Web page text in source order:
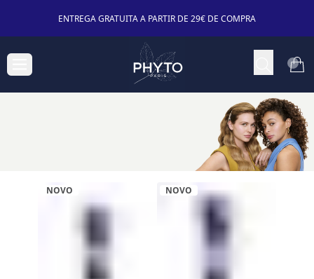
ENTREGA GRATUITA A PARTIR DE 29€ DE COMPRA
NOVO NOVO